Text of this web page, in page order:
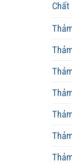
Chất